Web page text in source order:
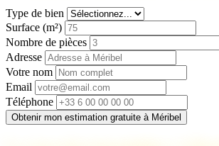
Type de bien
Surface (m²)
Nombre de pièces
Adresse
Votre nom
Email
Téléphone
Obtenir mon estimation gratuite à Méribel